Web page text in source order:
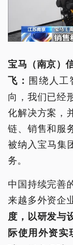
宝马（南京）
飞： 围绕人
向，我们已经
化解决方案，
链、销售和服
被纳入宝马集
务。
中国持续完善
来越多外资企
度，以研发与
际使用外资实